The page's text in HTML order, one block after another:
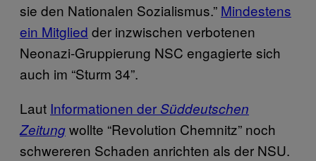
sie den Nationalen Sozialismus.” Mindestens
ein Mitglied der inzwischen verbotenen
Neonazi-Gruppierung NSC engagierte sich
auch im “Sturm 34”.
Laut Informationen derSüddeutschen
Zeitungwollte “Revolution Chemnitz” noch
schwereren Schaden anrichten als der NSU.